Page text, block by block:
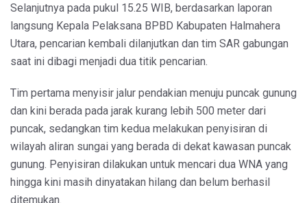
Selanjutnya pada pukul 15.25 WIB, berdasarkan laporan
langsung Kepala Pelaksana BPBD Kabupaten Halmahera
Utara, pencarian kembali dilanjutkan dan tim SAR gabungan
saat ini dibagi menjadi dua titik pencarian.
Tim pertama menyisir jalur pendakian menuju puncak gunung
dan kini berada pada jarak kurang lebih 500 meter dari
puncak, sedangkan tim kedua melakukan penyisiran di
wilayah aliran sungai yang berada di dekat kawasan puncak
gunung. Penyisiran dilakukan untuk mencari dua WNA yang
hingga kini masih dinyatakan hilang dan belum berhasil
ditemukan.